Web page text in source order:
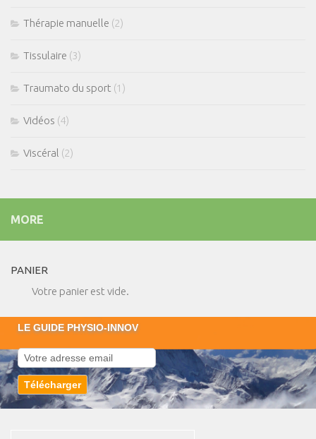
Thérapie manuelle (2)
Tissulaire (3)
Traumato du sport (1)
Vidéos (4)
Viscéral (2)
MORE
PANIER
Votre panier est vide.
LE GUIDE PHYSIO-INNOV